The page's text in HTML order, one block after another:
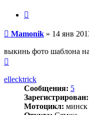
Сообщение
Mamonik » 14 янв
выкинь фото шаблона
началу
ellecktrick
Сообщения: 5
Зарегистрирован:
Мотоцикл: